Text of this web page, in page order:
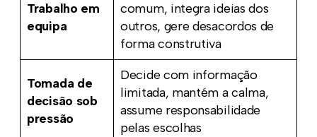
Trabalho em
equipa
comum, integra ideias dos
outros, gere desacordos de
forma construtiva
Tomada de
decisão sob
pressão
Decide com informação
limitada, mantém a calma,
assume responsabilidade
pelas escolhas